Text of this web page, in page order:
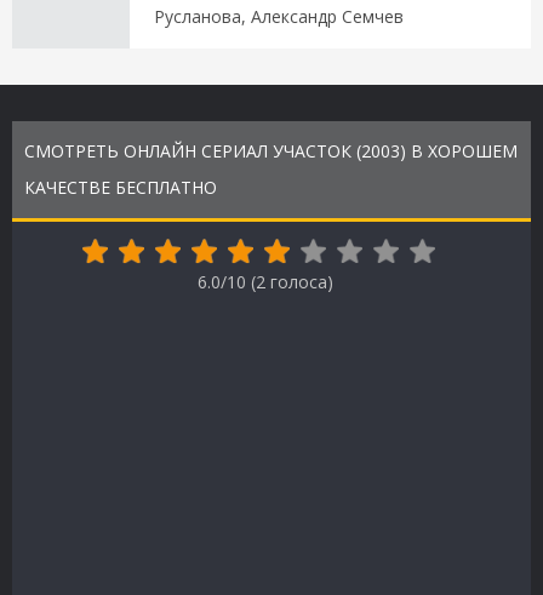
Русланова, Александр Семчев
СМОТРЕТЬ ОНЛАЙН СЕРИАЛ УЧАСТОК (2003) В ХОРОШЕМ
КАЧЕСТВЕ БЕСПЛАТНО
6.0/10 (2 голоса)